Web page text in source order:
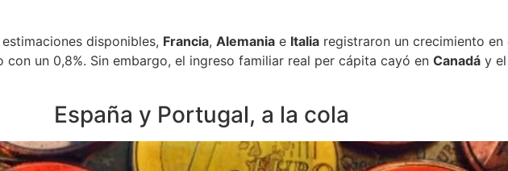
disponibles, Francia, Alemania e Italia registraron un crecimiento
un 0,8%. Sin embargo, el ingreso familiar real per cápita cayó en Canadá y el
España y Portugal, a la cola